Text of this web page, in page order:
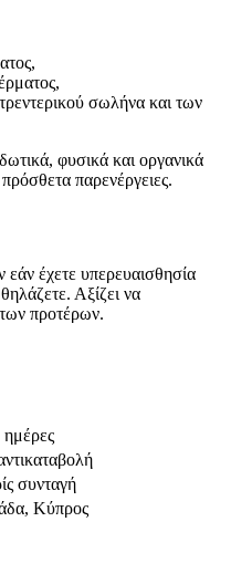
σωλήνα και των
φυσικά και οργανικά
παρενέργειες.
εάν έχετε υπερευαισθησία
Αξίζει να
προτέρων.
ημέρες
συνταγή
Κύπρος